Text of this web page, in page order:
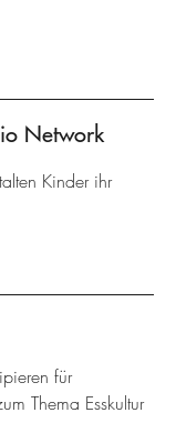
Network
Kinder ihr
für
Thema Esskultur